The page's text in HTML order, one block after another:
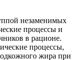
незаменимых
процессы и
в рационе.
процессы,
жира при